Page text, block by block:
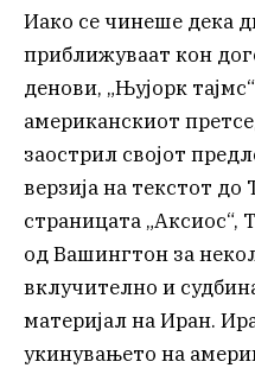
Иако се чинеше дека
приближуваат кон
денови, „Њујорк
американскиот
заострил својот
верзија на текстот до
страницата „Аксиос“,
од Вашингтон за
вклучително и
материјал на Иран.
укинувањето на